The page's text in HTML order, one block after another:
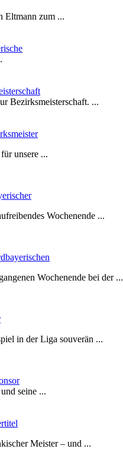
Eltmann zum ...
Bezirksmeisterschaft. ...
unsere ...
Wochenende ...
Wochenende bei der ...
in der Liga souverän ...
seine ...
Meister – und ...